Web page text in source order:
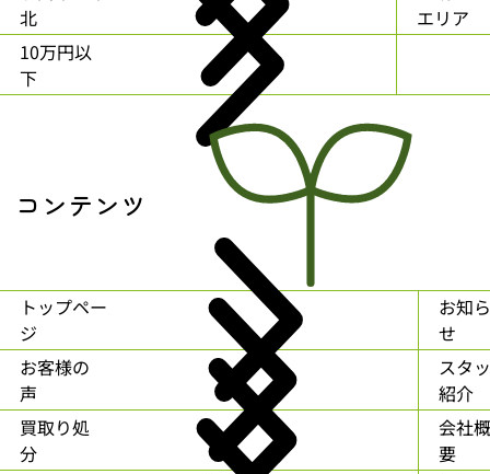
北
エリア
10万円以
下
コンテンツ
トップペー
ジ
お知ら
せ
お客様の
声
スタ
紹介
買取り処
分
会社概
要